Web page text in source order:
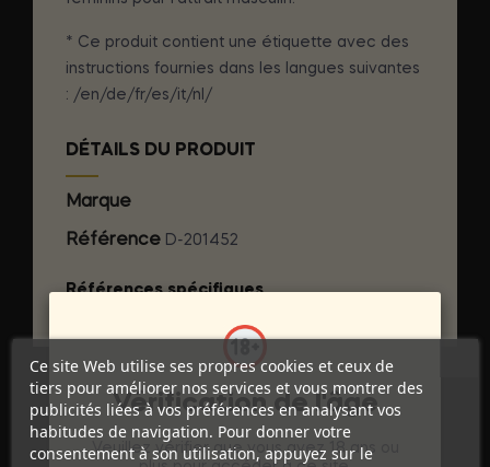
* Ce produit contient une étiquette avec des
instructions fournies dans les langues suivantes
: /en/de/fr/es/it/nl/
DÉTAILS DU PRODUIT
Marque
Référence D-201452
Références spécifiques
Ce site Web utilise ses propres cookies et ceux de
tiers pour améliorer nos services et vous montrer des
publicités liées à vos préférences en analysant vos
habitudes de navigation. Pour donner votre
consentement à son utilisation, appuyez sur le
Vérification de l'âge
Veuillez vérifier que vous avez 18 ans ou